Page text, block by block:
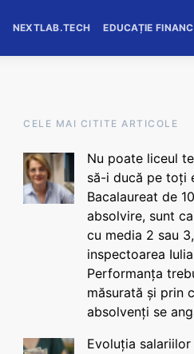
NEXTLAB.TECH EDUCAȚIE
CELE MAI CITITE ARTICOLE
Nu poate liceul
să-i ducă pe toți
Bacalaureat de
absolvire, sunt
cu media 2 sau
inspectoarea
Performanța
măsurată și prin
absolvenți se
Evoluția salariilor